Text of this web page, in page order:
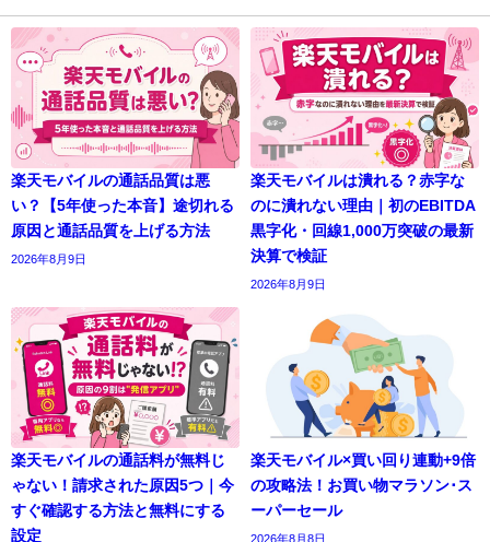
楽天モバイルの通話品質は悪
い？【5年使った本音】途切れる
原因と通話品質を上げる方法
2026年8月9日
楽天モバイルは潰れる？赤字な
のに潰れない理由｜初のEBITDA
黒字化・回線1,000万突破の最新
決算で検証
2026年8月9日
楽天モバイルの通話料が無料じ
ゃない！請求された原因5つ｜今
すぐ確認する方法と無料にする
設定
楽天モバイル×買い回り連動+9倍
の攻略法！お買い物マラソン･ス
ーパーセール
2026年8月8日